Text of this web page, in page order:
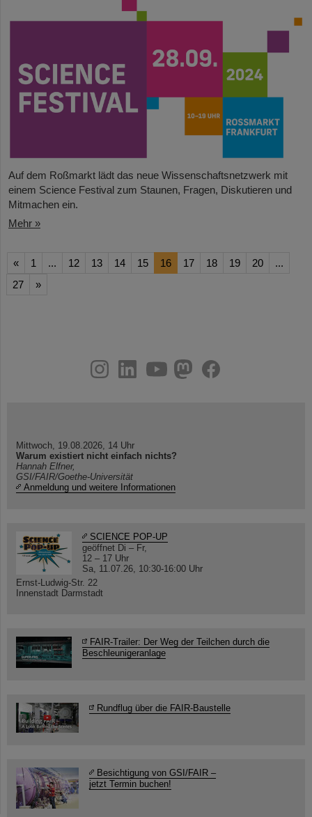
Auf dem Roßmarkt lädt das neue Wissenschaftsnetzwerk mit
einem Science Festival zum Staunen, Fragen, Diskutieren und
Mitmachen ein.
Mehr »
« 1 ... 12 13 14 15 16 17 18 19 20
...
27
»
youtube
helmholtz.social
facebook
Mittwoch, 19.08.2026, 14 Uhr
Warum existiert nicht einfach nichts?
Hannah Elfner,
GSI/FAIR/Goethe-Universität
Anmeldung und weitere Informationen
SCIENCE POP-UP
geöffnet Di – Fr,
12 – 17 Uhr
Sa, 11.07.26, 10:30-16:00 Uhr
Ernst-Ludwig-Str. 22
Innenstadt Darmstadt
FAIR-Trailer: Der Weg der Teilchen durch die
Beschleunigeranlage
Rundflug über die FAIR-Baustelle
Besichtigung von GSI/FAIR –
jetzt Termin buchen!